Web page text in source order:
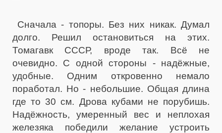
Сначала - топоры. Без них никак. Думал
долго. Решил остановиться на этих.
Томагавк СССР, вроде так. Всё не
очевидно. С одной стороны - надёжные,
удобные. Одним откровенно немало
поработал. Но - небольшие. Общая длина
где то 30 см. Дрова кубами не порубишь.
Надёжность, умеренный вес и неплохая
железяка победили желание устроить